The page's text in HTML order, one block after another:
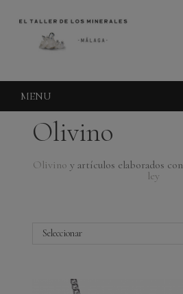
MENU
Olivino
Olivino y artículos elaborados con
ley
Seleccionar